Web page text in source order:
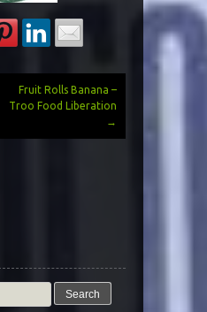
Fruit Rolls Banana –
Troo Food Liberation
→